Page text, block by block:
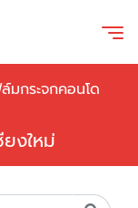
มกระจกคอนโด
งใหม่